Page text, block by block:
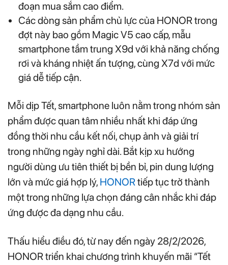
đoạn mua sắm cao điểm.
Các dòng sản phẩm chủ lực của HONOR trong
đợt này bao gồm Magic V5 cao cấp, mẫu
smartphone tầm trung X9d với khả năng chống
rơi và kháng nhiệt ấn tượng, cùng X7d với mức
giá dễ tiếp cận.
Mỗi dịp Tết, smartphone luôn nằm trong nhóm sản
phẩm được quan tâm nhiều nhất khi đáp ứng
đồng thời nhu cầu kết nối, chụp ảnh và giải trí
trong những ngày nghỉ dài. Bắt kịp xu hướng
người dùng ưu tiên thiết bị bền bỉ, pin dung lượng
lớn và mức giá hợp lý, HONORtiếp tục trở thành
một trong những lựa chọn đáng cân nhắc khi đáp
ứng được đa dạng nhu cầu.
Thấu hiểu điều đó, từ nay đến ngày 28/2/2026,
HONOR triển khai chương trình khuyến mãi “Tết